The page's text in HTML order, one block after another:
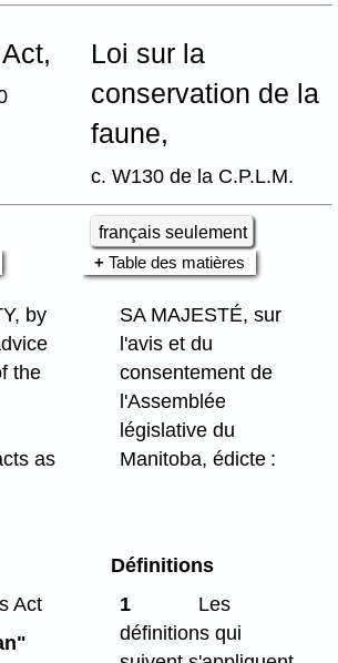
Loi sur la
conservation de la
faune,
c. W130 de la C.P.L.M.
français seulement
Table des matières
by
the
as
SA MAJESTÉ, sur
l'avis et du
consentement de
l'Assemblée
législative du
Manitoba, édicte :
Act
Définitions
1
Les
définitions qui